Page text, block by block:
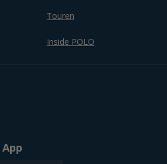
Touren
Inside POLO